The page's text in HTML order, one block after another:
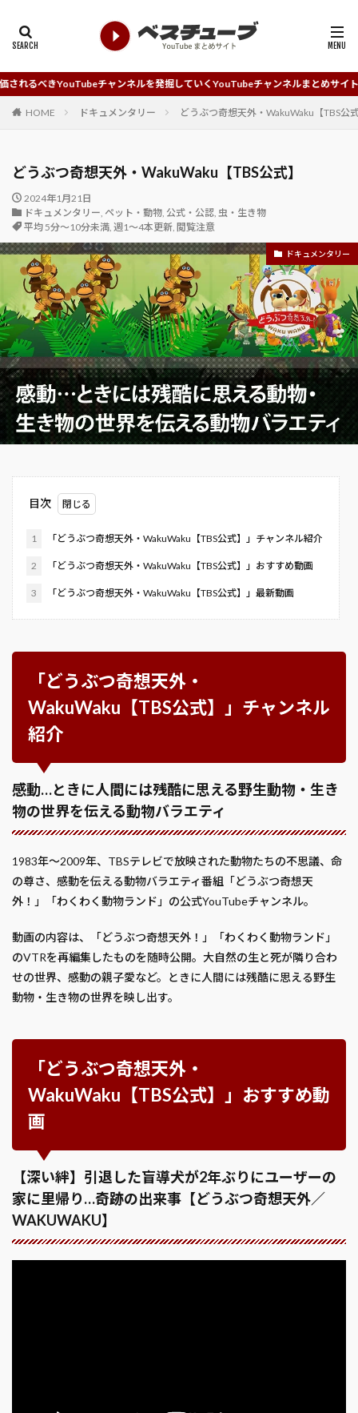
チャンネルを発掘していくYouTubeチャンネルまとめサイトです。
HOME ドキュメンタリー どうぶつ奇想天外・WakuWaku【TBS公
どうぶつ奇想天外・WakuWaku【TBS公式】
2024年1月21日
ドキュメンタリー, ペット・動物, 公式・公認, 虫・生き物
平均 5分～10分未満, 週1～4本更新, 閲覧注意
ドキュメンタリー
目次
1 「どうぶつ奇想天外・WakuWaku【TBS公式】」チャンネル紹介
2 「どうぶつ奇想天外・WakuWaku【TBS公式】」おすすめ動画
3 「どうぶつ奇想天外・WakuWaku【TBS公式】」最新動画
「どうぶつ奇想天外・
WakuWaku【TBS公式】」チャンネル
紹介
感動…ときに人間には残酷に思える野生動物・生き
物の世界を伝える動物バラエティ
1983年〜2009年、TBSテレビで放映された動物たちの不思議、命
の尊さ、感動を伝える動物バラエティ番組「どうぶつ奇想天
外！」「わくわく動物ランド」の公式YouTubeチャンネル。
動画の内容は、「どうぶつ奇想天外！」「わくわく動物ランド」
のVTRを再編集したものを随時公開。大自然の生と死が隣り合わ
せの世界、感動の親子愛など。ときに人間には残酷に思える野生
動物・生き物の世界を映し出す。
「どうぶつ奇想天外・
WakuWaku【TBS公式】」おすすめ動
画
【深い絆】引退した盲導犬が2年ぶりにユーザーの
家に里帰り…奇跡の出来事【どうぶつ奇想天外／
WAKUWAKU】